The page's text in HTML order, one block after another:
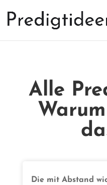
Alle
Die mit Abstand